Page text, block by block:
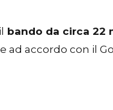
bando da circa 22
ad accordo con il